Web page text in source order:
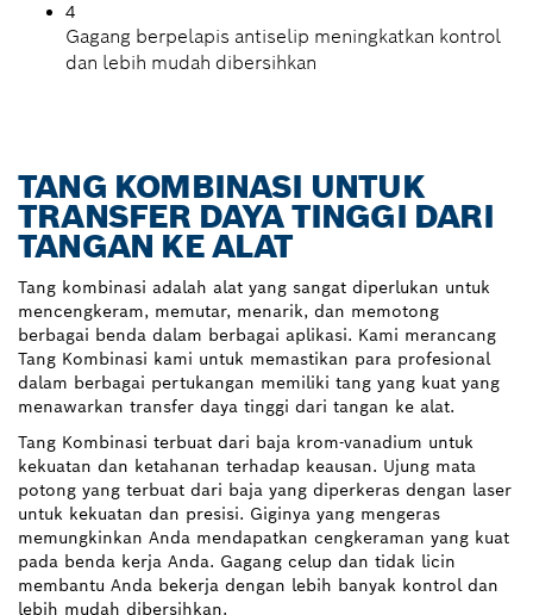
4
Gagang berpelapis antiselip meningkatkan kontrol
dan lebih mudah dibersihkan
TANG KOMBINASI UNTUK
TRANSFER DAYA TINGGI DARI
TANGAN KE ALAT
Tang kombinasi adalah alat yang sangat diperlukan untuk
mencengkeram, memutar, menarik, dan memotong
berbagai benda dalam berbagai aplikasi. Kami merancang
Tang Kombinasi kami untuk memastikan para profesional
dalam berbagai pertukangan memiliki tang yang kuat yang
menawarkan transfer daya tinggi dari tangan ke alat.
Tang Kombinasi terbuat dari baja krom-vanadium untuk
kekuatan dan ketahanan terhadap keausan. Ujung mata
potong yang terbuat dari baja yang diperkeras dengan laser
untuk kekuatan dan presisi. Giginya yang mengeras
memungkinkan Anda mendapatkan cengkeraman yang kuat
pada benda kerja Anda. Gagang celup dan tidak licin
membantu Anda bekerja dengan lebih banyak kontrol dan
lebih mudah dibersihkan.